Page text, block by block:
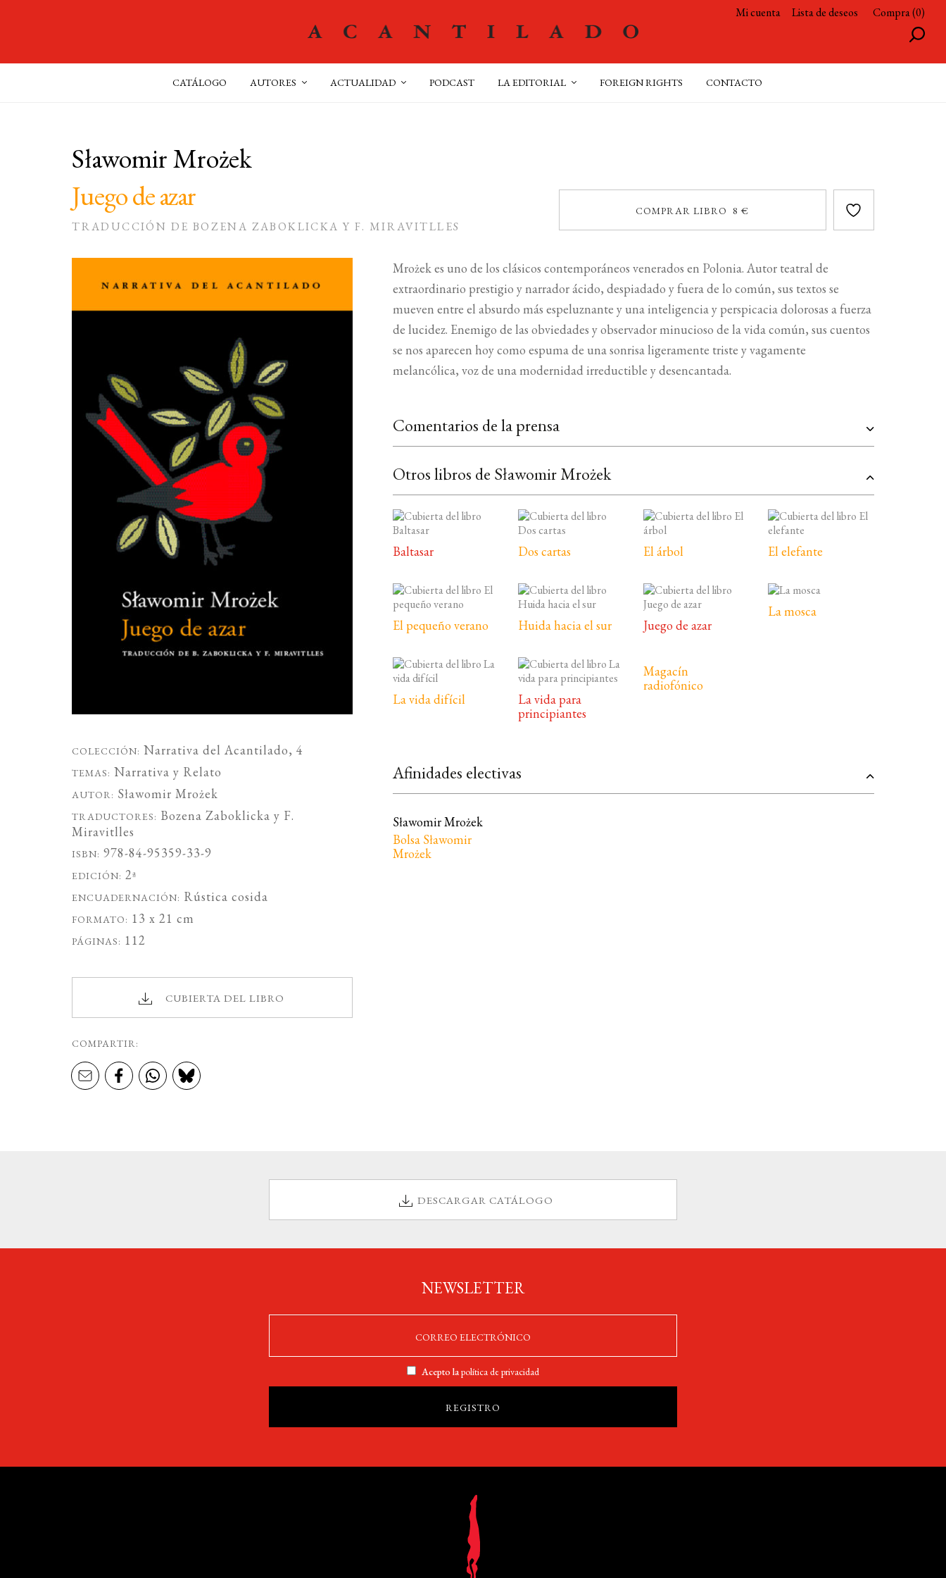
Mi cuenta Lista de deseos Compra (0)
CATÁLOGO AUTORES ACTUALIDAD PODCAST LA EDITORIAL FOREIGN RIGHTS CONTACTO
Sławomir Mrożek
Juego de azar
TRADUCCIÓN DE BOZENA ZABOKLICKA Y F. MIRAVITLLES
COMPRAR LIBRO 8 €
COLECCIÓN: Narrativa del Acantilado, 4
TEMAS: Narrativa y Relato
AUTOR: Sławomir Mrożek
TRADUCTORES: Bozena Zaboklicka y F.
Miravitlles
ISBN: 978-84-95359-33-9
EDICIÓN: 2ª
ENCUADERNACIÓN: Rústica cosida
FORMATO: 13 x 21 cm
PÁGINAS: 112
CUBIERTA DEL LIBRO
COMPARTIR:
Mrożek es uno de los clásicos contemporáneos venerados en Polonia. Autor teatral de
extraordinario prestigio y narrador ácido, despiadado y fuera de lo común, sus textos se
mueven entre el absurdo más espeluznante y una inteligencia y perspicacia dolorosas a fuerza
de lucidez. Enemigo de las obviedades y observador minucioso de la vida común, sus cuentos
se nos aparecen hoy como espuma de una sonrisa ligeramente triste y vagamente
melancólica, voz de una modernidad irreductible y desencantada.
Comentarios de la prensa
Otros libros de Sławomir Mrożek
Baltasar Dos cartas El árbol El elefante
El pequeño verano Huida hacia el sur Juego de azar
La mosca
La vida difícil
La vida para
principiantes
Magacín
radiofónico
Afinidades electivas
Sławomir Mrożek
Bolsa Sławomir
Mrożek
DESCARGAR CATÁLOGO
NEWSLETTER
Acepto lapolítica de privacidad